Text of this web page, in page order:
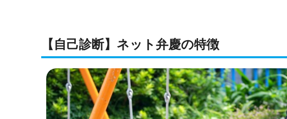
【自己診断】ネット弁慶の特徴